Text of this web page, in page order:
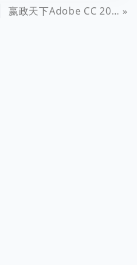
嬴政天下Adobe CC 2020.x简体中文Mac/Win版软件集合特别版、大师版集合免费下载